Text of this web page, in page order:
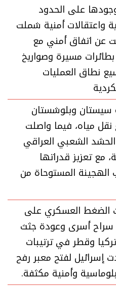
على الحدود
واعتقالات أمنية شملت
عن اتفاق أمني مع
مسيرة وصواريخ
نطاق العمليات
وبلوشستان
مياه، فيما واصلت
الشعبي العراقي
مع تعزيز قدراتها
الهجينة المستوحاة من
الضغط العسكري على
أسرى وعودة جثث
وقطر في ترتيبات
إسرائيل لفتح معبر رفح
وأمنية مكثفة.